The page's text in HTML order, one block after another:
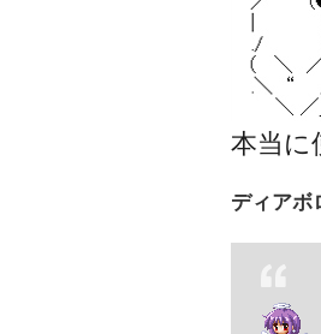
本当に
ディアボ